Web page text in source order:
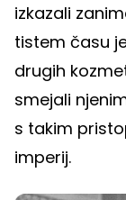
izkazali
tistem času
drugih
smejali
s takim
imperij.